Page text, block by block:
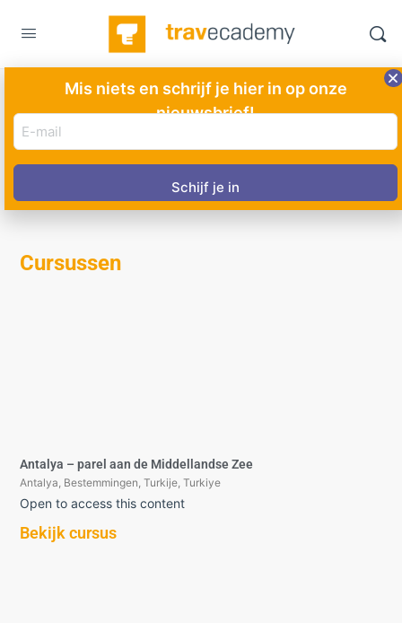
Turkiye
Cursussen
Antalya – parel aan de Middellandse Zee
Antalya Bestemmingen ,Turkije ,Turkiye
Open to access this content
Bekijk cursus
Mis niets en schrijf je hier in op onze
nieuwsbrief!
E-
mail
adres